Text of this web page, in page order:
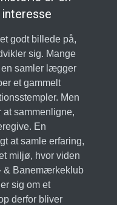
godt billede på,
sig. Mange
samler lægger
et gammelt
Men
at sammenligne,
En
at samle erfaring,
miljø, hvor viden
& Banemærkeklub
sig om et
derfor bliver